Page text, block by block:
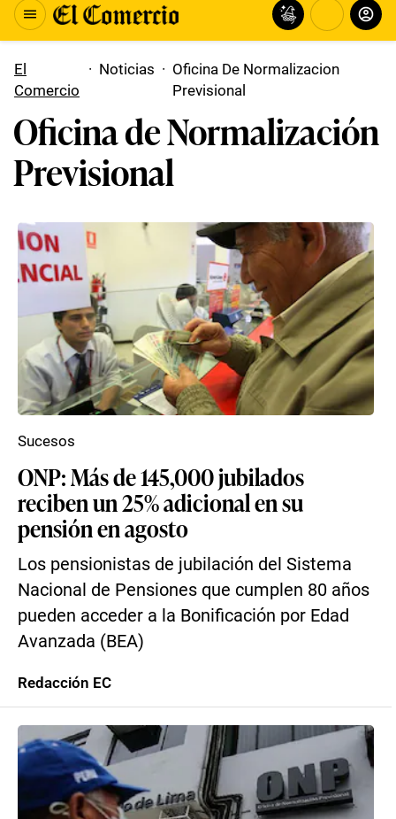
El
Comercio
· Noticias · Oficina De Normalizacion
Previsional
Oficina de Normalización
Previsional
ONP: Más de 145,000 jubilados
reciben un 25% adicional en su
pensión en agosto
Los pensionistas de jubilación del Sistema
Nacional de Pensiones que cumplen 80 años
pueden acceder a la Bonificación por Edad
Avanzada (BEA)
Sucesos
Redacción EC